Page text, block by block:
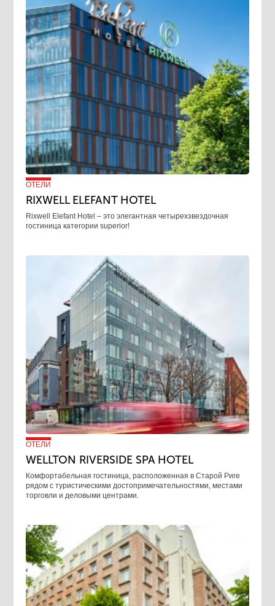
ОТЕЛИ
RIXWELL ELEFANT HOTEL
Rixwell Elefant Hotel ‒ это элегантная четырехзвездочная
гостиница категории superior!
ОТЕЛИ
WELLTON RIVERSIDE SPA HOTEL
Комфортабельная гостиница, расположенная в Старой Риге
рядом с туристическими достопримечательностями, местами
торговли и деловыми центрами.